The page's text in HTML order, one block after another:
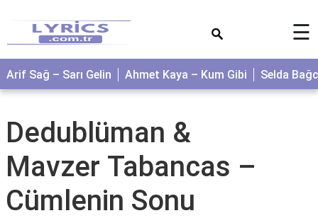
☰
Arif Sağ – Sarı Gelin Ahmet Kaya – Kum Gibi Selda
Dedublüman &
Mavzer Tabancas –
Cümlenin Sonu